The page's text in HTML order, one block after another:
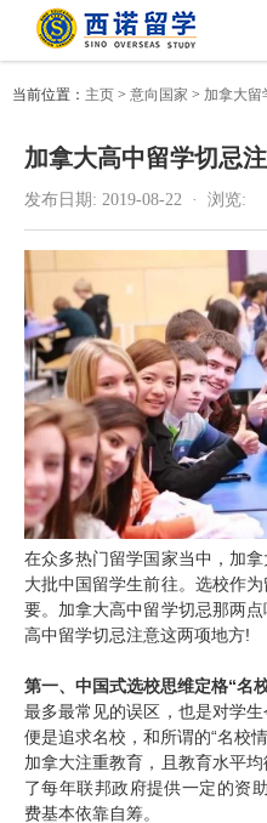
当前位置： 主页 > 意向国家 > 加拿大留
加拿大高中留学切忌
发布日期: 2019-08-22 · 浏览:
在众多热门留学国家当中，加
大批中国留学生前往。选校作
要。加拿大高中留学切忌那两
高中留学切忌注意这两项地方!
第一、 中国式选校思维定格“名
最多最常见的误区，也是对学
便是追求名校，和所谓的“名校情
加拿大注重教育，且教育水平
了每年联邦政府提供一定的资
费基本依靠自筹。